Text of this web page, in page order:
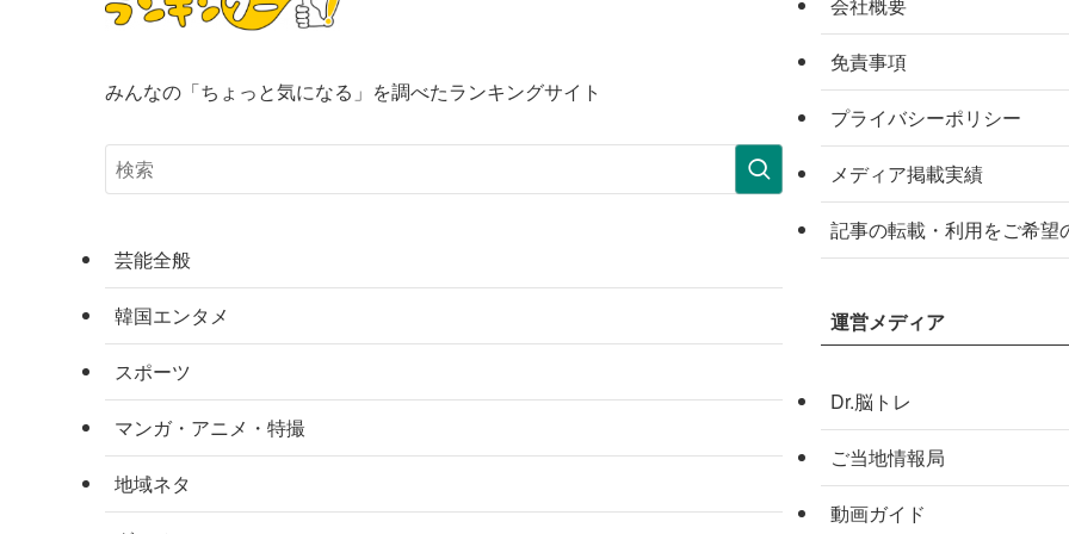
みんなの「ちょっと気になる」を調べたランキングサイト
芸能全般
韓国エンタメ
スポーツ
マンガ・アニメ・特撮
地域ネタ
会社概要
免責事項
プライバシーポリシー
メディア掲載実績
記事の転載・利用をご希望
運営メディア
Dr.脳トレ
ご当地情報局
動画ガイド